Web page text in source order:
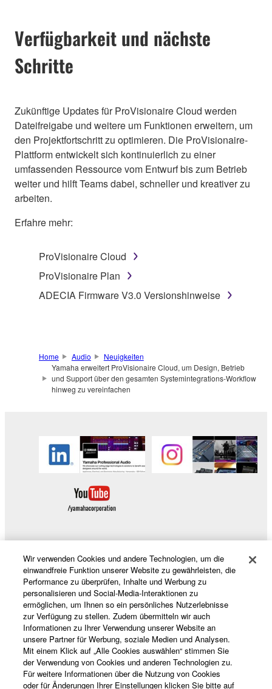
Verfügbarkeit und nächste
Schritte
Zukünftige Updates für ProVisionaire Cloud werden
Dateifreigabe und weitere um Funktionen erweitern, um
den Projektfortschritt zu optimieren. Die ProVisionaire-
Plattform entwickelt sich kontinuierlich zu einer
umfassenden Ressource vom Entwurf bis zum Betrieb
weiter und hilft Teams dabei, schneller und kreativer zu
arbeiten.
Erfahre mehr:
ProVisionaire Cloud
ProVisionaire Plan
ADECIA Firmware V3.0 Versionshinweise
Home Audio
Neuigkeiten
Yamaha erweitert ProVisionaire Cloud, um Design, Betrieb
und Support über den gesamten Systemintegrations-Workflow
hinweg zu vereinfachen
Produkte und Lösungen
News
Über Yamaha
Wir verwenden Cookies und andere Technologien, um die
einwandfreie Funktion unserer Website zu gewährleisten, die
Performance zu überprüfen, Inhalte und Werbung zu
personalisieren und Social-Media-Interaktionen zu
ermöglichen, um Ihnen so ein persönliches Nutzerlebnisse
zur Verfügung zu stellen. Zudem übermitteln wir auch
Informationen zu Ihrer Verwendung unserer Website an
unsere Partner für Werbung, soziale Medien und Analysen.
Mit einem Klick auf „Alle Cookies auswählen“ stimmen Sie
der Verwendung von Cookies und anderen Technologien zu.
Für weitere Informationen über die Nutzung von Cookies
oder für Änderungen Ihrer Einstellungen klicken Sie bitte auf